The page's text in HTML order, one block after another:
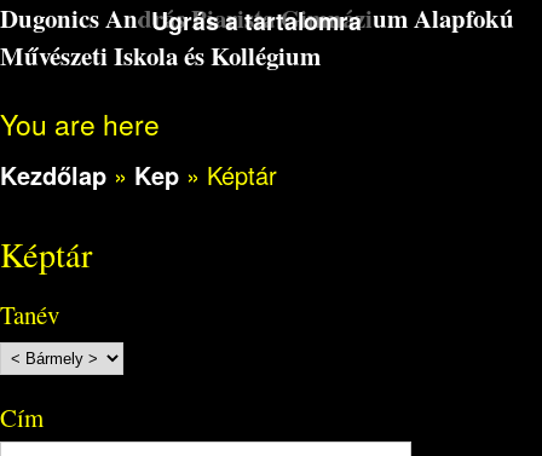
Ugrás a tartalomra
Dugonics András Piarista Gimnázium Alapfokú
Művészeti Iskola és Kollégium
You are here
Kezdőlap » Kep » Képtár
Képtár
Tanév
Cím